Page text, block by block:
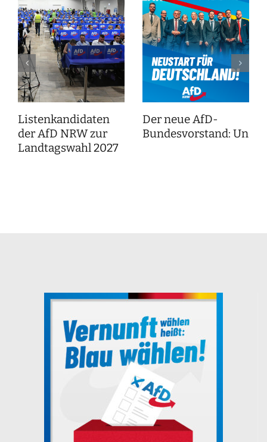
Listenkandidaten
der AfD NRW zur
Landtagswahl 2027
Der neue AfD-
Bundesvorstand: